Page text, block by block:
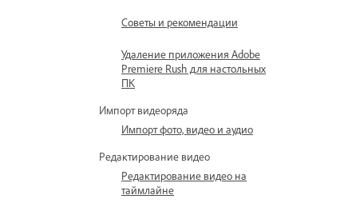
Советы и рекомендации
Удаление приложения Adobe
Premiere Rush для настольных
ПК
Импорт видеоряда
Импорт фото, видео и аудио
Редактирование видео
Редактирование видео на
таймлайне